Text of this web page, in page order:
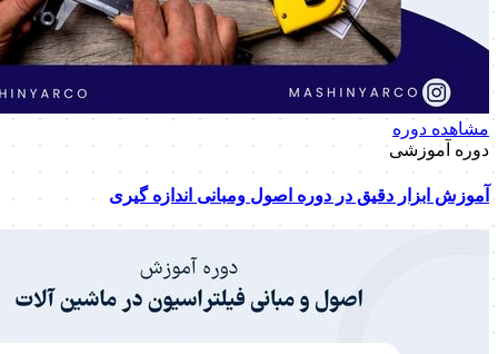
مشاهده دوره
دوره آموزشی
آموزش ابزار دقیق در دوره اصول ومبانی اندازه گیری